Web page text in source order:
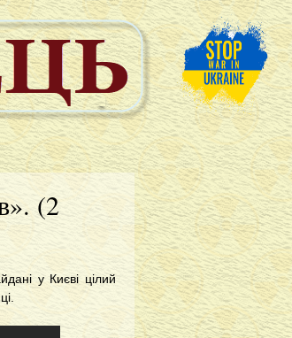
(2
у Києві цілий